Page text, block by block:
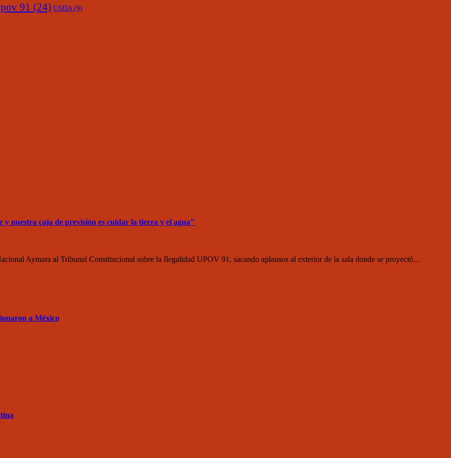
91 (24) USDA (9)
nuestra caja de previsión es cuidar la tierra y el agua"
Aymara al Tribunal Constitucional sobre la Ilegalidad UPOV 91, sacando aplausos al exterior de la sala donde se proyectó…
a México